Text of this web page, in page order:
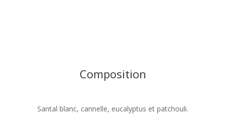
Composition
Santal blanc, cannelle, eucalyptus et patchouli.